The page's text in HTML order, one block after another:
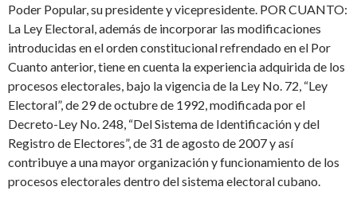
Poder Popular, su presidente y vicepresidente. POR CUANTO:
La Ley Electoral, además de incorporar las modificaciones
introducidas en el orden constitucional refrendado en el Por
Cuanto anterior, tiene en cuenta la experiencia adquirida de los
procesos electorales, bajo la vigencia de la Ley No. 72, “Ley
Electoral”, de 29 de octubre de 1992, modificada por el
Decreto-Ley No. 248, “Del Sistema de Identificación y del
Registro de Electores”, de 31 de agosto de 2007 y así
contribuye a una mayor organización y funcionamiento de los
procesos electorales dentro del sistema electoral cubano.